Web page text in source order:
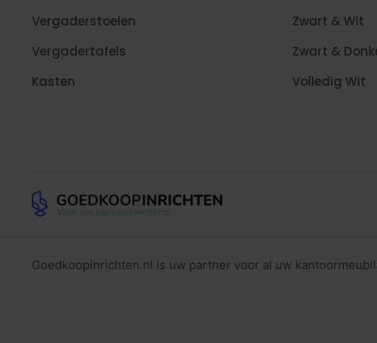
Vergaderstoelen
Vergadertafels
Kasten
Zwart & Wit
Zwart &
Volledig Wit
Goedkoopinrichten.nl is uw partner voor al uw